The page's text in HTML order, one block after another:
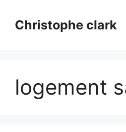
contenuChristophe clark
logement